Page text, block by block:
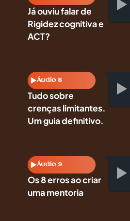
Já ouviu falar de
Rigidez cognitiva e
ACT?
Áudio 8
Tudo sobre
crenças limitantes.
Um guia definitivo.
Áudio 9
Os 8 erros ao criar
uma mentoria